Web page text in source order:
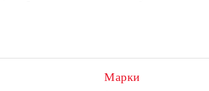
Марки